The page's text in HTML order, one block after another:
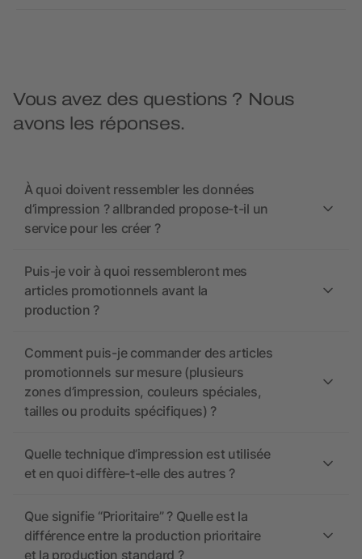
Vous avez des questions ? Nous
avons les réponses.
À quoi doivent ressembler les données
d’impression ? allbranded propose-t-il un
service pour les créer ?
Puis-je voir à quoi ressembleront mes
articles promotionnels avant la
production ?
Comment puis-je commander des articles
promotionnels sur mesure (plusieurs
zones d’impression, couleurs spéciales,
tailles ou produits spécifiques) ?
Quelle technique d’impression est utilisée
et en quoi diffère-t-elle des autres ?
Que signifie “Prioritaire” ? Quelle est la
différence entre la production prioritaire
et la production standard ?